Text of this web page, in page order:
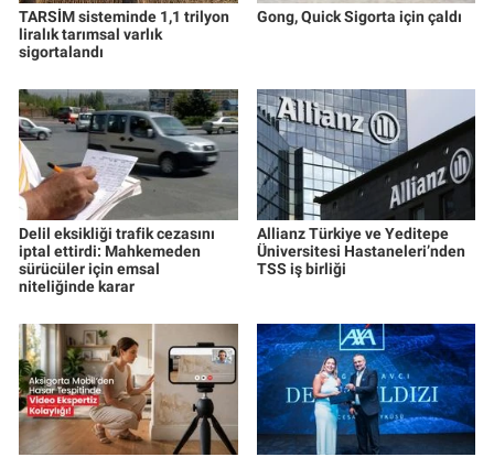
TARSİM sisteminde 1,1 trilyon
liralık tarımsal varlık
sigortalandı
Gong, Quick Sigorta için çaldı
Delil eksikliği trafik cezasını
iptal ettirdi: Mahkemeden
sürücüler için emsal
niteliğinde karar
Allianz Türkiye ve Yeditepe
Üniversitesi Hastaneleri’nden
TSS iş birliği